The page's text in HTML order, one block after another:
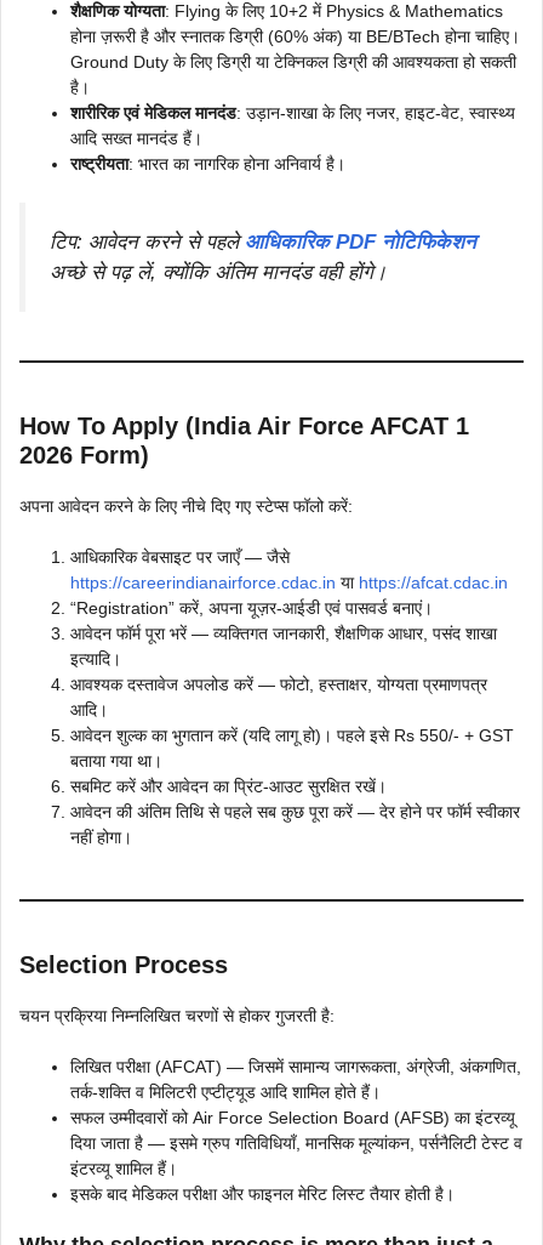
शैक्षणिक योग्यता: Flying के लिए 10+2 में Physics & Mathematics
होना ज़रूरी है और स्नातक डिग्री (60% अंक) या BE/BTech होना चाहिए।
Ground Duty के लिए डिग्री या टेक्निकल डिग्री की आवश्यकता हो सकती
है।
शारीरिक एवं मेडिकल मानदंड: उड़ान-शाखा के लिए नजर, हाइट-वेट, स्वास्थ्य
आदि सख्त मानदंड हैं।
राष्ट्रीयता: भारत का नागरिक होना अनिवार्य है।
टिप: आवेदन करने से पहलेआधिकारिक PDF नोटिफिकेशन
अच्छे से पढ़ लें, क्योंकि अंतिम मानदंड वही होंगे।
How To Apply (India Air Force AFCAT 1
2026 Form)
अपना आवेदन करने के लिए नीचे दिए गए स्टेप्स फॉलो करें:
आधिकारिक वेबसाइट पर जाएँ — जैसे
https://careerindianairforce.cdac.in या https://afcat.cdac.in
“Registration” करें, अपना यूज़र-आईडी एवं पासवर्ड बनाएं।
आवेदन फॉर्म पूरा भरें — व्यक्तिगत जानकारी, शैक्षणिक आधार, पसंद शाखा
इत्यादि।
आवश्यक दस्तावेज अपलोड करें — फोटो, हस्ताक्षर, योग्यता प्रमाणपत्र
आदि।
आवेदन शुल्क का भुगतान करें (यदि लागू हो)। पहले इसे Rs 550/- + GST
बताया गया था।
सबमिट करें और आवेदन का प्रिंट-आउट सुरक्षित रखें।
आवेदन की अंतिम तिथि से पहले सब कुछ पूरा करें — देर होने पर फॉर्म स्वीकार
नहीं होगा।
Selection Process
चयन प्रक्रिया निम्नलिखित चरणों से होकर गुजरती है:
लिखित परीक्षा (AFCAT) — जिसमें सामान्य जागरूकता, अंग्रेजी, अंकगणित,
तर्क-शक्ति व मिलिटरी एप्टीट्यूड आदि शामिल होते हैं।
सफल उम्मीदवारों को Air Force Selection Board (AFSB) का इंटरव्यू
दिया जाता है — इसमे ग्रुप गतिविधियाँ, मानसिक मूल्यांकन, पर्सनैलिटी टेस्ट व
इंटरव्यू शामिल हैं।
इसके बाद मेडिकल परीक्षा और फाइनल मेरिट लिस्ट तैयार होती है।